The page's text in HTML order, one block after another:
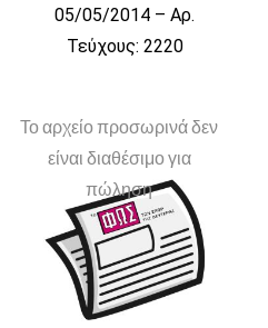
05/05/2014 – Αρ.
Τεύχους: 2220
Το αρχείο προσωρινά δεν
είναι διαθέσιμο για
πώληση